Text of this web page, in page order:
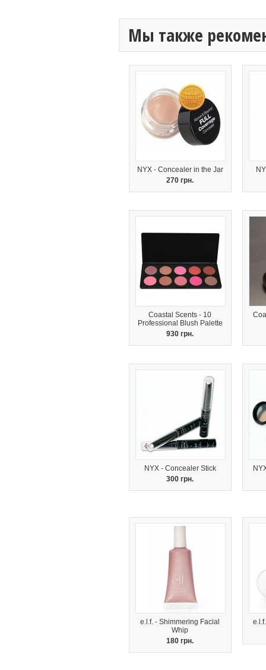
Мы также
NYX - Concealer in the Jar
270 грн.
Coastal Scents - 10
Professional Blush Palette
930 грн.
NYX - Concealer Stick
300 грн.
e.l.f. - Shimmering Facial
Whip
180 грн.